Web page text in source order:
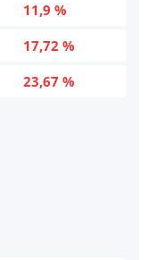
11,9 %
17,72 %
23,67 %